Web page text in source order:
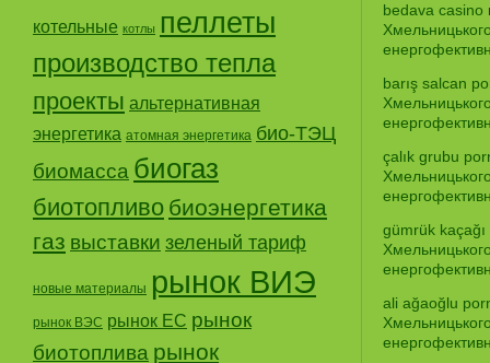
котельные котлы пеллеты
производство тепла
проекты альтернативная
энергетика атомная энергетика био-ТЭЦ
биомасса биогаз
биотопливо биоэнергетика
газ выставки зеленый тариф
новые материалы рынок ВИЭ
рынок ВЭС рынок ЕС рынок
биотоплива рынок
bedava casino
barış salcan
çalık grubu
gümrük kaçağı
ali ağaoğlu